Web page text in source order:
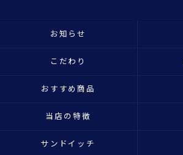
お知らせ
こだわり
おすすめ商品
当店の特徴
サンドイッチ